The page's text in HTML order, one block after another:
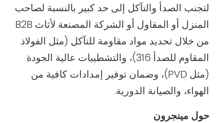
لتجنب الصدأ والتآكل إلى حد كبير بالنسبة لصاحب
المنزل أو المقاول أو الشركة المصنعة لأثاث B2B
من خلال تحديد مواد مقاومة للتآكل (مثل الفولاذ
المقاوم للصدأ 316)، والتشطيبات عالية الجودة
(مثل PVD)، وضمان توفير إمدادات كافية من
الهواء، والصيانة الدورية.
حول مينجرون